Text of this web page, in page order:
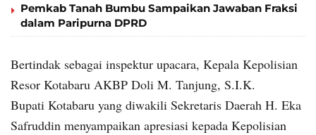
Pemkab Tanah Bumbu Sampaikan Jawaban Fraksi
dalam Paripurna DPRD
Bertindak sebagai inspektur upacara, Kepala Kepolisian
Resor Kotabaru AKBP Doli M. Tanjung, S.I.K.
Bupati Kotabaru yang diwakili Sekretaris Daerah H. Eka
Safruddin menyampaikan apresiasi kepada Kepolisian